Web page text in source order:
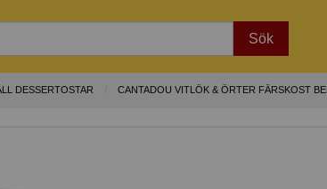
Sök
DESSERTOSTAR CANTADOU VITLÖK & ÖRTER FÄRSKOST BEL